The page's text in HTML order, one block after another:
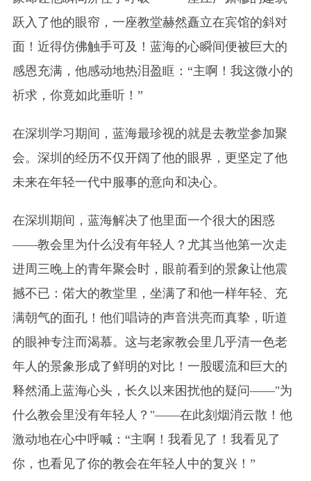
跃入了他的眼帘，一座教堂赫然矗立在宾馆的斜对
面！近得仿佛触手可及！蓝海的心瞬间便被巨大的
感恩充满，他感动地热泪盈眶：“主啊！我这微小的
祈求，你竟如此垂听！”
在深圳学习期间，蓝海最珍视的就是去教堂参加聚
会。深圳的经历不仅开阔了他的眼界，更坚定了他
未来在年轻一代中服事的意向和决心。
在深圳期间，蓝海解决了他里面一个很大的困惑
——教会里为什么没有年轻人？尤其当他第一次走
进周三晚上的青年聚会时，眼前看到的景象让他震
撼不已：偌大的教堂里，坐满了和他一样年轻、充
满朝气的面孔！他们唱诗的声音洪亮而真挚，听道
的眼神专注而渴慕。这与老家教会里几乎清一色老
年人的景象形成了鲜明的对比！一股暖流和巨大的
释然涌上蓝海心头，长久以来困扰他的疑问——"为
什么教会里没有年轻人？"——在此刻烟消云散！他
激动地在心中呼喊：“主啊！我看见了！我看见了
你，也看见了你的教会在年轻人中的复兴！”